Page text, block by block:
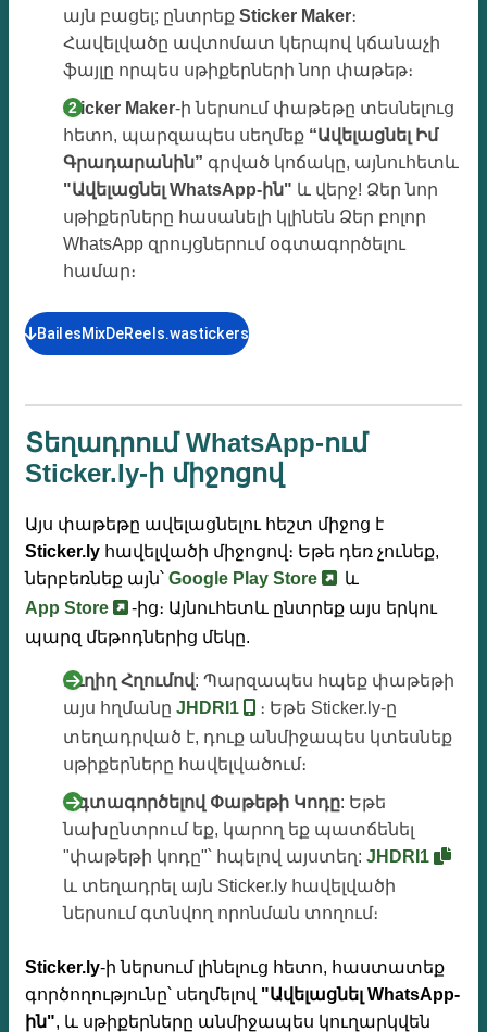
այն բացել; ընտրեք Sticker Maker։
Հավելվածը ավտոմատ կերպով կճանաչի
ֆայլը որպես սթիքերների նոր փաթեթ։
Sticker Maker-ի ներսում փաթեթը տեսնելուց
հետո, պարզապես սեղմեք “Ավելացնել Իմ
Գրադարանին” գրված կոճակը, այնուհետև
"Ավելացնել WhatsApp-ին" և վերջ! Ձեր նոր
սթիքերները հասանելի կլինեն Ձեր բոլոր
WhatsApp զրույցներում օգտագործելու
համար։
BailesMixDeReels.wastickers
Տեղադրում WhatsApp-ում
Sticker.ly-ի միջոցով
Այս փաթեթը ավելացնելու հեշտ միջոց է
Sticker.ly հավելվածի միջոցով։ Եթե ​​դեռ չունեք,
ներբեռնեք այն՝ Google Play Store
և
App Store
-ից։ Այնուհետև ընտրեք այս երկու
պարզ մեթոդներից մեկը.
Ուղիղ Հղումով: Պարզապես հպեք փաթեթի
այս հղմանը JHDRI1
։ Եթե ​​Sticker.ly-ը
տեղադրված է, դուք անմիջապես կտեսնեք
սթիքերները հավելվածում։
Օգտագործելով Փաթեթի Կոդը: Եթե ​​
նախընտրում եք, կարող եք պատճենել
"փաթեթի կոդը"՝ հպելով այստեղ: JHDRI1
և տեղադրել այն Sticker.ly հավելվածի
ներսում գտնվող որոնման տողում։
Sticker.ly-ի ներսում լինելուց հետո, հաստատեք
գործողությունը՝ սեղմելով "Ավելացնել WhatsApp-
ին", և սթիքերները անմիջապես կուղարկվեն